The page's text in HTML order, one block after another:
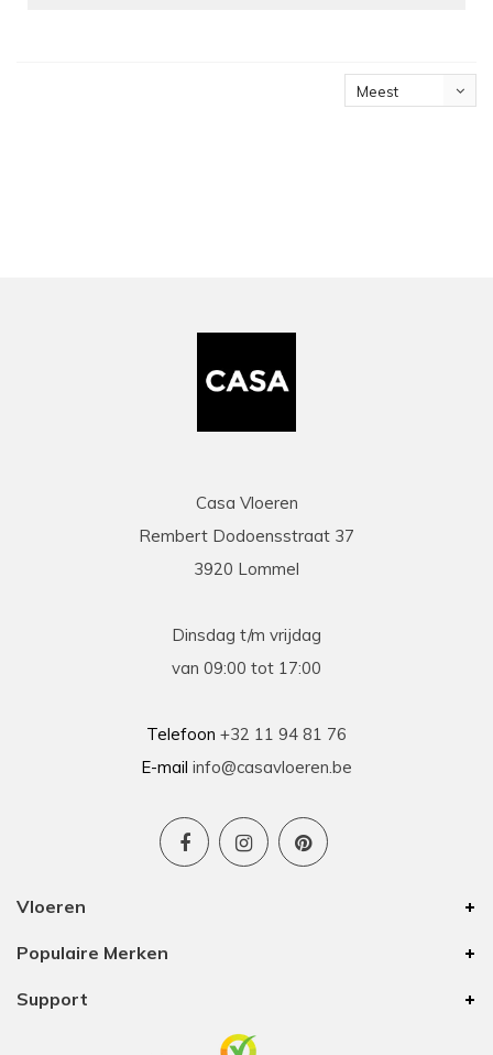
Meest
Casa Vloeren
Rembert Dodoensstraat 37
3920 Lommel
Dinsdag t/m vrijdag
van 09:00 tot 17:00
Telefoon +32 11 94 81 76
E-mail info@casavloeren.be
Vloeren
Populaire Merken
Support